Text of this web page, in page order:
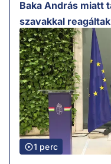
Baka András miatt
szavakkal
1 perc